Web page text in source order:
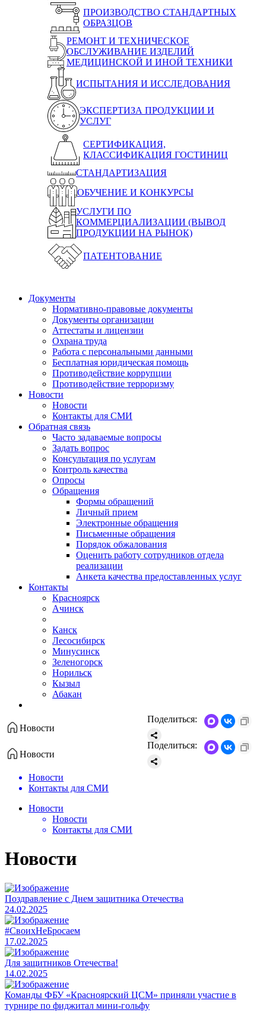
ПРОИЗВОДСТВО СТАНДАРТНЫХ
ОБРАЗЦОВ
РЕМОНТ И ТЕХНИЧЕСКОЕ
ОБСЛУЖИВАНИЕ ИЗДЕЛИЙ
МЕДИЦИНСКОЙ И ИНОЙ ТЕХНИКИ
ИСПЫТАНИЯ И ИССЛЕДОВАНИЯ
ЭКСПЕРТИЗА ПРОДУКЦИИ И
УСЛУГ
СЕРТИФИКАЦИЯ,
КЛАССИФИКАЦИЯ ГОСТИНИЦ
СТАНДАРТИЗАЦИЯ
ОБУЧЕНИЕ И КОНКУРСЫ
УСЛУГИ ПО
КОММЕРЦИАЛИЗАЦИИ (ВЫВОД
ПРОДУКЦИИ НА РЫНОК)
ПАТЕНТОВАНИЕ
Документы
Нормативно-правовые документы
Документы организации
Аттестаты и лицензии
Охрана труда
Работа с персональными данными
Бесплатная юридическая помощь
Противодействие коррупции
Противодействие терроризму
Новости
Новости
Контакты для СМИ
Обратная связь
Часто задаваемые вопросы
Задать вопрос
Консультация по услугам
Контроль качества
Опросы
Обращения
Формы обращений
Личный прием
Электронные обращения
Письменные обращения
Порядок обжалования
Оценить работу сотрудников отдела
реализации
Анкета качества предоставленных услуг
Контакты
Красноярск
Ачинск
Канск
Лесосибирск
Минусинск
Зеленогорск
Норильск
Кызыл
Абакан
Новости
Поделиться:
Новости
Поделиться:
Новости
Контакты для СМИ
Новости
Новости
Контакты для СМИ
Новости
Поздравление с Днем защитника Отечества
24.02.2025
#СвоихНеБросаем
17.02.2025
Для защитников Отечества!
14.02.2025
Команды ФБУ «Красноярский ЦСМ» приняли участие в
турнире по фиджитал мини-гольфу